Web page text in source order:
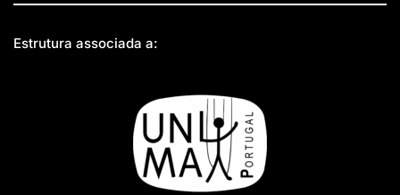
Estrutura associada a: